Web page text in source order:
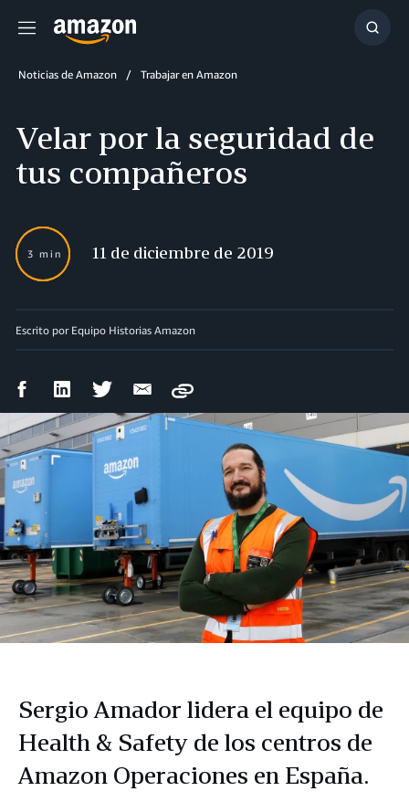
Menú
Noticias de Amazon Trabajar en Amazon
Velar por la seguridad de
tus compañeros
3 min 11 de diciembre de 2019
Escrito por Equipo Historias Amazon
Compartir
Facebook
Compartir
LinkedIn
Compartir
Twitter
Compartir
correo
Copy
Sergio Amador lidera el equipo de
Health & Safety de los centros de
Amazon Operaciones en España.